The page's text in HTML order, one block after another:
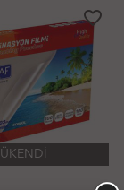
favorite_border